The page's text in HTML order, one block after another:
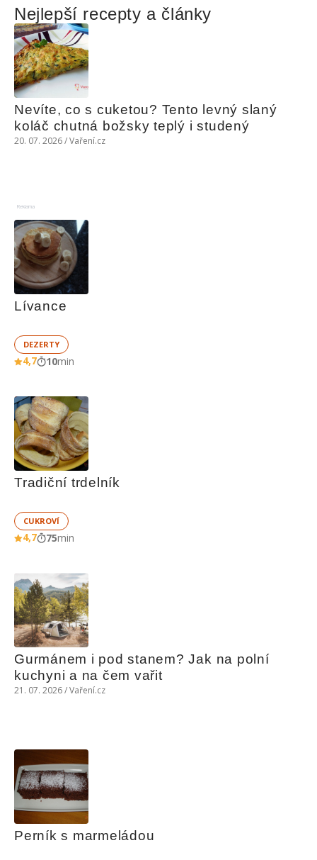
Nejlepší recepty a články
Nevíte, co s cuketou? Tento levný slaný
koláč chutná božsky teplý i studený
20. 07. 2026 / Vaření.cz
Reklama
Lívance
DEZERTY
4,7 10min
Tradiční trdelník
CUKROVÍ
4,7 75min
Gurmánem i pod stanem? Jak na polní
kuchyni a na čem vařit
21. 07. 2026 / Vaření.cz
Perník s marmeládou